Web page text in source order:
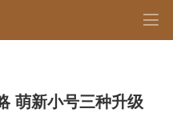
萌新小号三种升级